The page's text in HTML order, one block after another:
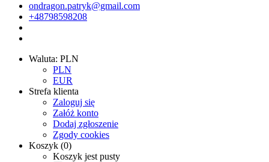
ondragon.patryk@gmail.com
+48798598208
Waluta: PLN
PLN
EUR
Strefa klienta
Zaloguj się
Załóż konto
Dodaj zgłoszenie
Zgody cookies
Koszyk (0)
Koszyk jest pusty